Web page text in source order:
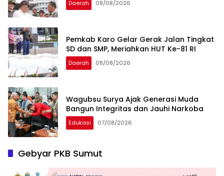
Daerah 08/08/2026
Pemkab Karo Gelar Gerak Jalan Tingkat
SD dan SMP, Meriahkan HUT Ke-81 RI
Daerah 08/08/2026
Wagubsu Surya Ajak Generasi Muda
Bangun Integritas dan Jauhi Narkoba
Edukasi 07/08/2026
Gebyar PKB Sumut